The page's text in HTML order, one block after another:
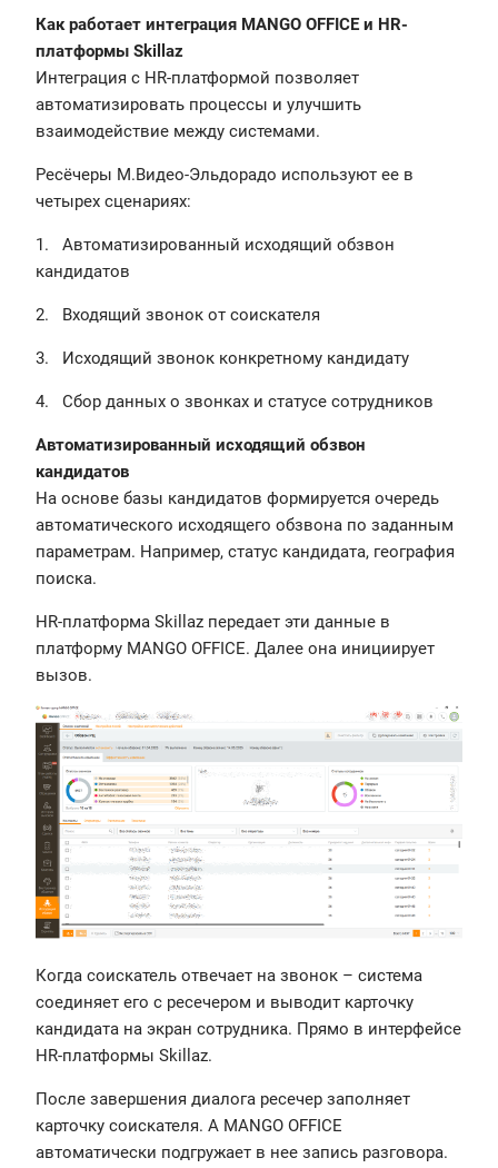
Как работает интеграция MANGO OFFICE и HR-
платформы Skillaz
Интеграция с HR-платформой позволяет
автоматизировать процессы и улучшить
взаимодействие между системами.
Ресёчеры М.Видео-Эльдорадо используют ее в
четырех сценариях:
1. Автоматизированный исходящий обзвон
кандидатов
2. Входящий звонок от соискателя
3. Исходящий звонок конкретному кандидату
4. Сбор данных о звонках и статусе сотрудников
Автоматизированный исходящий обзвон
кандидатов
На основе базы кандидатов формируется очередь
автоматического исходящего обзвона по заданным
параметрам. Например, статус кандидата, география
поиска.
HR-платформа Skillaz передает эти данные в
платформу MANGO OFFICE. Далее она инициирует
вызов.
Когда соискатель отвечает на звонок – система
соединяет его с ресечером и выводит карточку
кандидата на экран сотрудника. Прямо в интерфейсе
HR-платформы Skillaz.
После завершения диалога ресечер заполняет
карточку соискателя. А MANGO OFFICE
автоматически подгружает в нее запись разговора.